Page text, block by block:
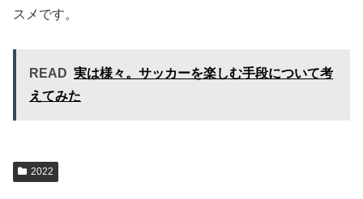
スメです。
READ 実は様々。サッカーを楽しむ手段について考
えてみた
2022